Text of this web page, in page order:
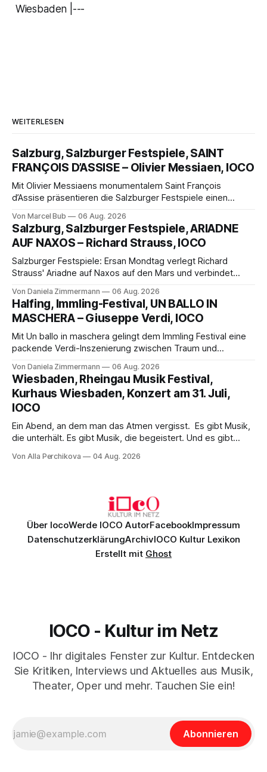
Wiesbaden |---
WEITERLESEN
Salzburg, Salzburger Festspiele, SAINT
FRANÇOIS D’ASSISE – Olivier Messiaen, IOCO
Mit Olivier Messiaens monumentalem Saint François
d’Assise präsentieren die Salzburger Festspiele einen
eine bildgewaltige Inszenierung, Maxime Pascal entfaltet
die komplexe Partitur eindrucksvoll, Philippe Sly berührt als
Franziskus.
Von Marcel Bub 06 Aug. 2026
Salzburg, Salzburger Festspiele, ARIADNE
AUF NAXOS – Richard Strauss, IOCO
Salzburger Festspiele: Ersan Mondtag verlegt Richard
Strauss' Ariadne auf Naxos auf den Mars und verbindet
Aufführung mit starken Solisten und den Wiener
Philharmonikern, szenisch bleibt der zweite Akt jedoch
hinter den Erwartungen zurück.
Von Daniela Zimmermann 06 Aug. 2026
Halfing, Immling-Festival, UN BALLO IN
MASCHERA – Giuseppe Verdi, IOCO
Mit Un ballo in maschera gelingt dem Immling Festival eine
packende Verdi-Inszenierung zwischen Traum und
psychologische Tiefe mit starken Bildern, getragen von
einem spielfreudigen Ensemble und einer musikalisch
überzeugenden Gesamtleistung.
Von Daniela Zimmermann 06 Aug. 2026
Wiesbaden, Rheingau Musik Festival,
Kurhaus Wiesbaden, Konzert am 31. Juli,
IOCO
Ein Abend, an dem man das Atmen vergisst. Es gibt Musik,
die unterhält. Es gibt Musik, die begeistert. Und es gibt
Genau so war der Abend im Kurhaus Wiesbaden, an dem
Von Alla Perchikova 04 Aug. 2026
Über IocoWerde IOCO AutorFacebookImpressum
DatenschutzerklärungArchivIOCO Kultur Lexikon
Erstellt mit Ghost
IOCO - Kultur im Netz
IOCO - Ihr digitales Fenster zur Kultur. Entdecken
Sie Kritiken, Interviews und Aktuelles aus Musik,
Theater, Oper und mehr. Tauchen Sie ein!
Abonnieren